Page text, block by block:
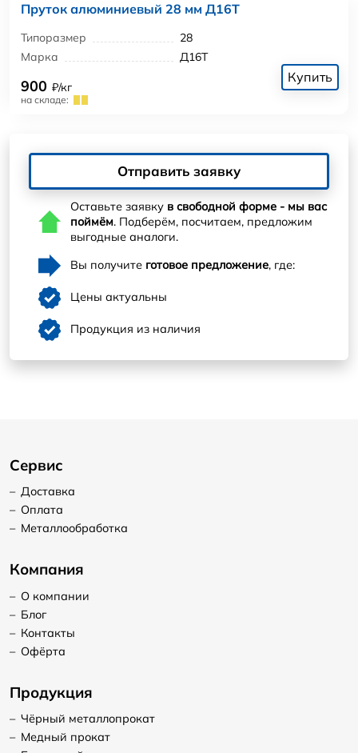
Пруток алюминиевый 28 мм Д16Т
Типоразмер
28
Марка
Д16Т
900 ₽/кг
на складе:
Купить
Отправить заявку
Оставьте заявку в свободной форме - мы вас
поймём. Подберём, посчитаем, предложим
выгодные аналоги.
Вы получите готовое предложение, где:
Цены актуальны
Продукция из наличия
Сервис
– Доставка
– Оплата
– Металлообработка
Компания
– О компании
– Блог
– Контакты
– Офёрта
Продукция
– Чёрный металлопрокат
– Медный прокат